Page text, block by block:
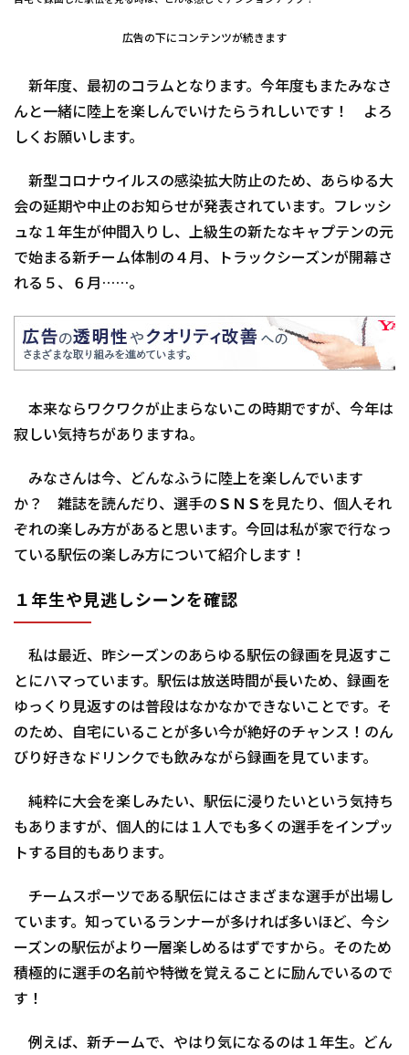
広告の下にコンテンツが続きます
新年度、最初のコラムとなります。今年度もまたみなさ
んと一緒に陸上を楽しんでいけたらうれしいです！ よろ
しくお願いします。
新型コロナウイルスの感染拡大防止のため、あらゆる大
会の延期や中止のお知らせが発表されています。フレッシ
ュな１年生が仲間入りし、上級生の新たなキャプテンの元
で始まる新チーム体制の４月、トラックシーズンが開幕さ
れる５、６月……。
本来ならワクワクが止まらないこの時期ですが、今年は
寂しい気持ちがありますね。
みなさんは今、どんなふうに陸上を楽しんでいます
か？ 雑誌を読んだり、選手のＳＮＳを見たり、個人それ
ぞれの楽しみ方があると思います。今回は私が家で行なっ
ている駅伝の楽しみ方について紹介します！
１年生や見逃しシーンを確認
私は最近、昨シーズンのあらゆる駅伝の録画を見返すこ
とにハマっています。駅伝は放送時間が長いため、録画を
ゆっくり見返すのは普段はなかなかできないことです。そ
のため、自宅にいることが多い今が絶好のチャンス！のん
びり好きなドリンクでも飲みながら録画を見ています。
純粋に大会を楽しみたい、駅伝に浸りたいという気持ち
もありますが、個人的には１人でも多くの選手をインプッ
トする目的もあります。
チームスポーツである駅伝にはさまざまな選手が出場し
ています。知っているランナーが多ければ多いほど、今シ
ーズンの駅伝がより一層楽しめるはずですから。そのため
積極的に選手の名前や特徴を覚えることに励んでいるので
す！
例えば、新チームで、やはり気になるのは１年生。どん